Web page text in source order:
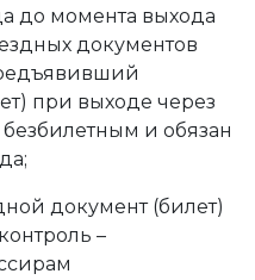
до момента выхода
документов
при выходе через
безбилетным и обязан
документ (билет)
–